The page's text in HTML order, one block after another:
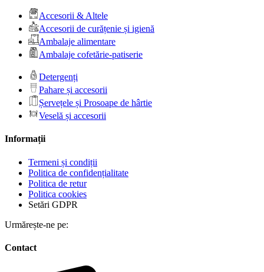
Accesorii & Altele
Accesorii de curățenie și igienă
Ambalaje alimentare
Ambalaje cofetărie-patiserie
Detergenți
Pahare și accesorii
Șervețele și Prosoape de hârtie
Veselă și accesorii
Informații
Termeni și condiții
Politica de confidențialitate
Politica de retur
Politica cookies
Setări GDPR
Urmărește-ne pe:
Contact